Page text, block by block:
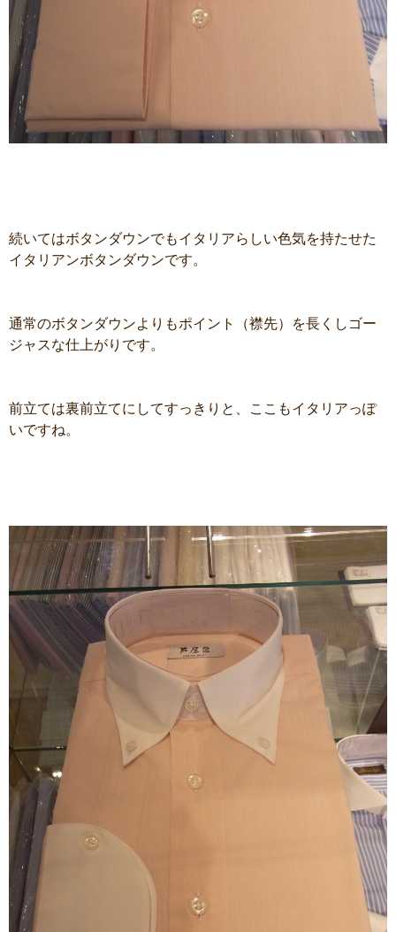
続いてはボタンダウンでもイタリアらしい色気を持たせた
イタリアンボタンダウンです。
通常のボタンダウンよりもポイント（襟先）を長くしゴー
ジャスな仕上がりです。
前立ては裏前立てにしてすっきりと、ここもイタリアっぽ
いですね。